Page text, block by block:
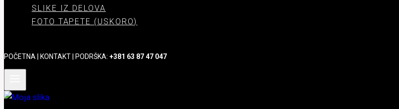
SLIKE IZ DELOVA
FOTO TAPETE (USKORO)
POČETNA KONTAKT | PODRŠKA: +381 63 87 47 047